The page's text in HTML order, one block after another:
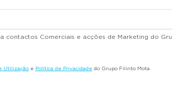
contactos Comerciais e acções de Marketing do
Utilização e Política de Privacidade do Grupo Filinto Mota.